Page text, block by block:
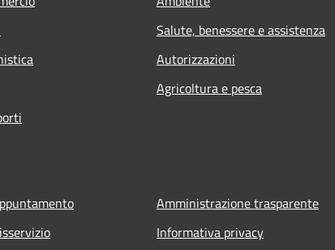
Salute, benessere e assistenza
Autorizzazioni
Agricoltura e pesca
Amministrazione trasparente
Informativa privacy